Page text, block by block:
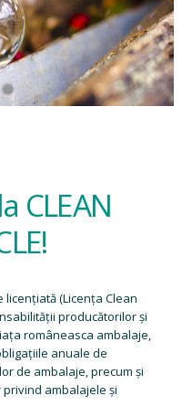
CLEAN
licențiată (Licența Clean
producătorilor și
româneasca ambalaje,
anuale de
de ambalaje, precum și
ambalajele și